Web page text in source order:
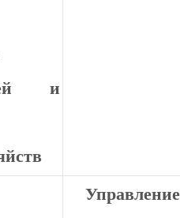
и